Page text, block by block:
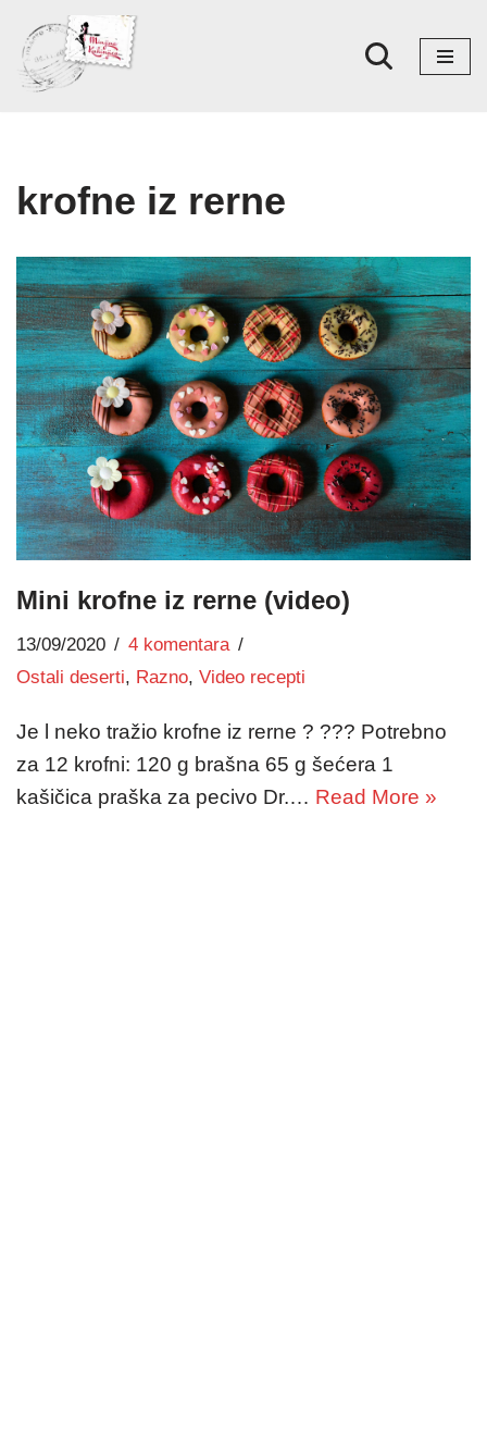
Skoči
na
krofne iz rerne
Mini krofne iz rerne (video)
13/09/2020
4 komentara
Ostali deserti, Razno, Video recepti
Je l neko tražio krofne iz rerne ? ??? Potrebno
za 12 krofni: 120 g brašna 65 g šećera 1
kašičica praška za pecivo Dr.… Read More »